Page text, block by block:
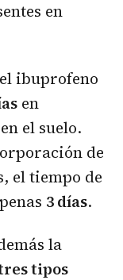
en
ibuprofeno
en
el suelo.
de
el tiempo de
3 días.
la
tipos